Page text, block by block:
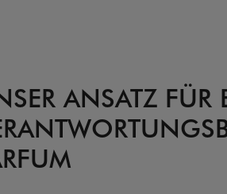
ANSATZ FÜR